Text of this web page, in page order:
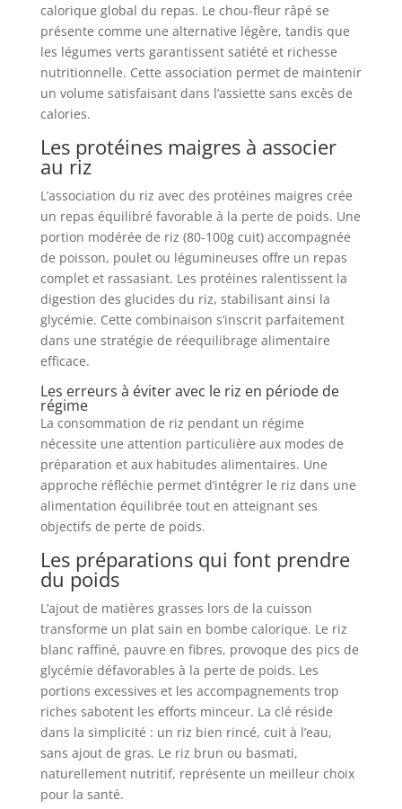
calorique global du repas. Le chou-fleur râpé se
présente comme une alternative légère, tandis que
les légumes verts garantissent satiété et richesse
nutritionnelle. Cette association permet de maintenir
un volume satisfaisant dans l’assiette sans excès de
calories.
Les protéines maigres à associer
au riz
L’association du riz avec des protéines maigres crée
un repas équilibré favorable à la perte de poids. Une
portion modérée de riz (80-100g cuit) accompagnée
de poisson, poulet ou légumineuses offre un repas
complet et rassasiant. Les protéines ralentissent la
digestion des glucides du riz, stabilisant ainsi la
glycémie. Cette combinaison s’inscrit parfaitement
dans une stratégie de réequilibrage alimentaire
efficace.
Les erreurs à éviter avec le riz en période de
régime
La consommation de riz pendant un régime
nécessite une attention particulière aux modes de
préparation et aux habitudes alimentaires. Une
approche réfléchie permet d’intégrer le riz dans une
alimentation équilibrée tout en atteignant ses
objectifs de perte de poids.
Les préparations qui font prendre
du poids
L’ajout de matières grasses lors de la cuisson
transforme un plat sain en bombe calorique. Le riz
blanc raffiné, pauvre en fibres, provoque des pics de
glycémie défavorables à la perte de poids. Les
portions excessives et les accompagnements trop
riches sabotent les efforts minceur. La clé réside
dans la simplicité : un riz bien rincé, cuit à l’eau,
sans ajout de gras. Le riz brun ou basmati,
naturellement nutritif, représente un meilleur choix
pour la santé.